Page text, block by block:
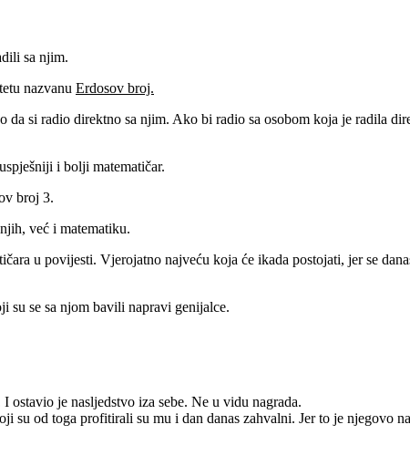
sa njim.
nazvanu Erdosov broj.
si radio direktno sa njim. Ako bi radio sa osobom koja je radila
i bolji matematičar.
broj 3.
već i matematiku.
u povijesti. Vjerojatno najveću koja će ikada postojati, jer se
su se sa njom bavili napravi genijalce.
je nasljedstvo iza sebe. Ne u vidu nagrada.
od toga profitirali su mu i dan danas zahvalni. Jer to je njegovo